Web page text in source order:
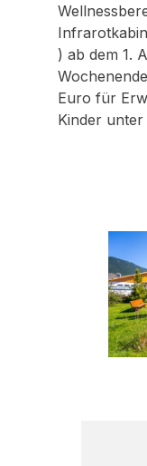
) ab dem 1.
Euro für
Kinder